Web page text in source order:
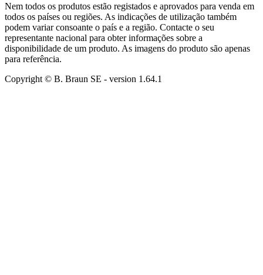
Nem todos os produtos estão registados e aprovados para venda em
todos os países ou regiões. As indicações de utilização também
podem variar consoante o país e a região. Contacte o seu
representante nacional para obter informações sobre a
disponibilidade de um produto. As imagens do produto são apenas
para referência.
Copyright © B. Braun SE - version 1.64.1